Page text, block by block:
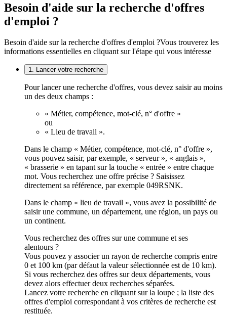
Besoin d'aide sur la recherche d'offres
d'emploi ?
Besoin d'aide sur la recherche d'offres d'emploi ?Vous trouverez les
informations essentielles en cliquant sur l'étape qui vous intéresse
1. Lancer votre recherche
Pour lancer une recherche d'offres, vous devez saisir au moins
un des deux champs :
« Métier, compétence, mot-clé, n° d'offre »
ou
« Lieu de travail ».
Dans le champ « Métier, compétence, mot-clé, n° d'offre »,
vous pouvez saisir, par exemple, « serveur », « anglais »,
« brasserie » en tapant sur la touche « entrée » entre chaque
mot. Vous recherchez une offre précise ? Saisissez
directement sa référence, par exemple 049RSNK.
Dans le champ « lieu de travail », vous avez la possibilité de
saisir une commune, un département, une région, un pays ou
un continent.
Vous recherchez des offres sur une commune et ses
alentours ?
Vous pouvez y associer un rayon de recherche compris entre
0 et 100 km (par défaut la valeur sélectionnée est de 10 km).
Si vous recherchez des offres sur deux départements, vous
devez alors effectuer deux recherches séparées.
Lancez votre recherche en cliquant sur la loupe ; la liste des
offres d'emploi correspondant à vos critères de recherche est
restituée.